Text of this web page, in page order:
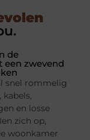
de
zwevend
snel rommelig
kabels,
en losse
zich op,
woonkamer